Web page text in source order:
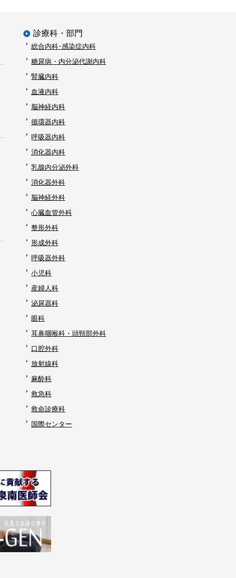
診療科・部門
総合内科･感染症内科
糖尿病・内分泌代謝内科
腎臓内科
血液内科
脳神経内科
循環器内科
呼吸器内科
消化器内科
乳腺内分泌外科
消化器外科
脳神経外科
心臓血管外科
整形外科
形成外科
呼吸器外科
小児科
産婦人科
泌尿器科
眼科
耳鼻咽喉科・頭頸部外科
口腔外科
放射線科
麻酔科
救急科
救命診療科
国際センター